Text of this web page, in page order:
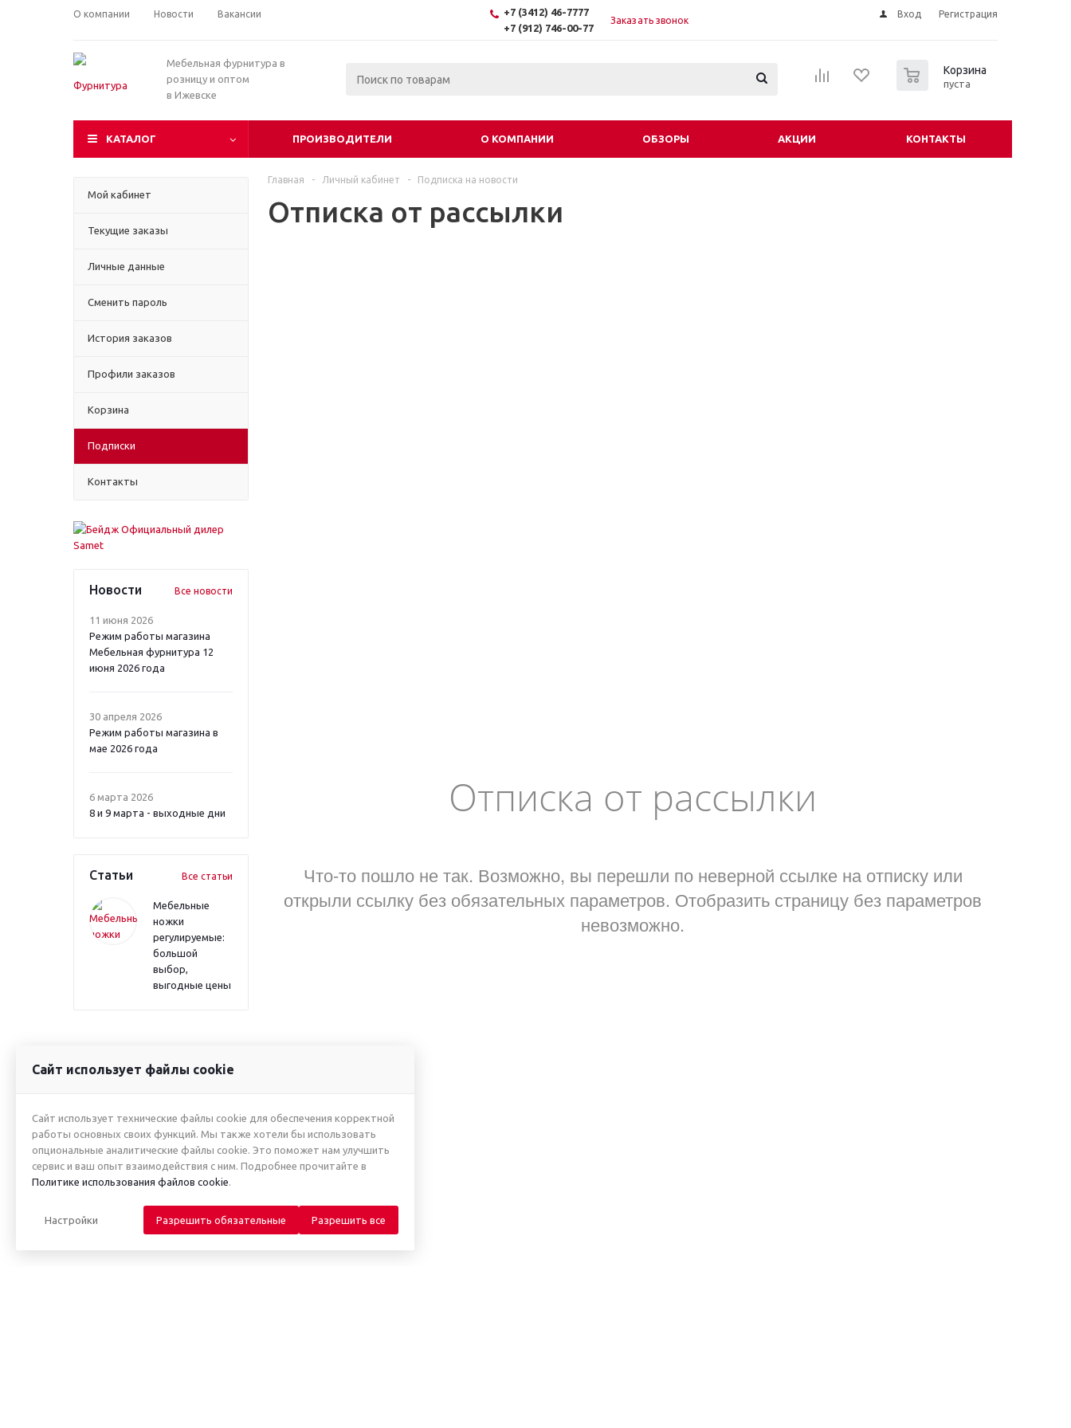
О компании Новости Вакансии
+7 (3412) 46-7777
+7 (912) 746-00-77
Заказать звонок
Вход Регистрация
Мебельная фурнитура в
розницу и оптом
в Ижевске
Корзина
пуста
КАТАЛОГ ПРОИЗВОДИТЕЛИ О КОМПАНИИ ОБЗОРЫ АКЦИИ КОНТАКТЫ
Мой кабинет
Текущие заказы
Личные данные
Сменить пароль
История заказов
Профили заказов
Корзина
Подписки
Контакты
Новости Все новости
11 июня 2026
Режим работы магазина
Мебельная фурнитура 12
июня 2026 года
30 апреля 2026
Режим работы магазина в
мае 2026 года
6 марта 2026
8 и 9 марта - выходные дни
Статьи Все статьи
Мебельные
ножки
регулируемые:
большой
выбор,
выгодные цены
Главная - Личный кабинет - Подписка на новости
Отписка от рассылки
Отписка от рассылки
Что-то пошло не так. Возможно, вы перешли по неверной ссылке на отписку или
открыли ссылку без обязательных параметров. Отобразить страницу без параметров
невозможно.
Сайт использует файлы cookie
Сайт использует технические файлы cookie для обеспечения корректной
работы основных своих функций. Мы также хотели бы использовать
опциональные аналитические файлы cookie. Это поможет нам улучшить
сервис и ваш опыт взаимодействия с ним. Подробнее прочитайте в
Политике использования файлов cookie.
Настройки Разрешить обязательные Разрешить все